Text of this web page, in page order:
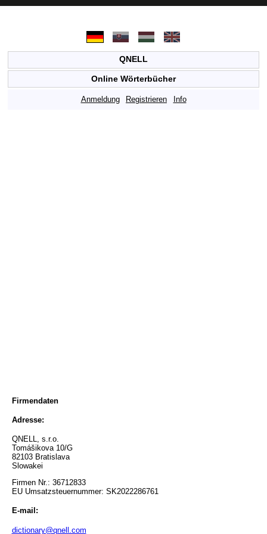
QNELL
Online Wörterbücher
Anmeldung Registrieren Info
Firmendaten
Adresse:
QNELL, s.r.o.
Tomášikova 10/G
82103 Bratislava
Slowakei
Firmen Nr.: 36712833
EU Umsatzsteuernummer: SK2022286761
E-mail:
dictionary@qnell.com